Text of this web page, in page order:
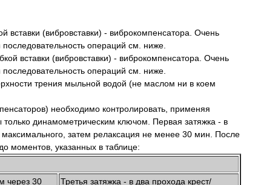
вставки (вибровставки) - виброкомпенсатора. Очень
операций см. ниже.
трения мыльной водой (не маслом ни в коем
необходимо контролировать, применяя
динамометрическим ключом. Первая затяжка - в
затем релаксация не менее 30 мин. После
моментов, указанных в таблице:
через 30
Третья затяжка - в два прохода крест/